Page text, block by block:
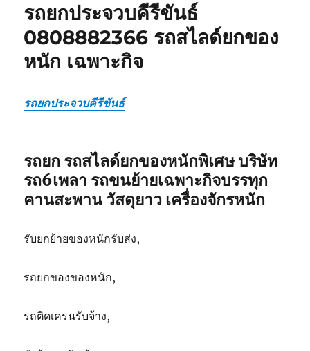
0808882366
สไลด์
ยก
ของ
รถยกประจวบคีรีขันธ์
0808882366 รถสไลด์ยกของ
หนัก เฉพาะกิจ
รถยกประจวบคีรีขันธ์
รถยก รถสไลด์ยกของหนักพิเศษ บริษัท
รถ6เพลา รถขนย้ายเฉพาะกิจบรรทุก
คานสะพาน วัสดุยาว เครื่องจักรหนัก
รับยกย้ายของหนักรับส่ง,
รถยกของของหนัก,
รถติดเครนรับจ้าง,